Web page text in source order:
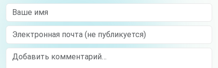
Ваше имя
Электронная почта (не публикуется)
Comment